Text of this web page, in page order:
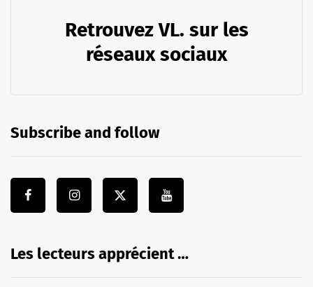
Retrouvez VL. sur les
réseaux sociaux
Subscribe and follow
Les lecteurs apprécient …